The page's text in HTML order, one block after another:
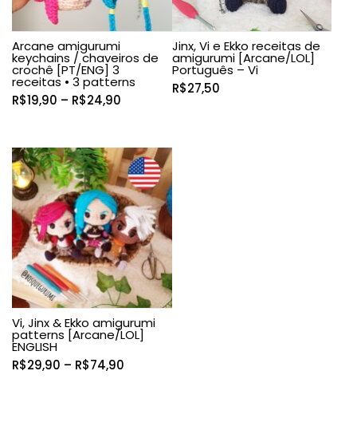
Arcane amigurumi
keychains / chaveiros de
crochê [PT/ENG] 3
receitas • 3 patterns
R$19,90 – R$24,90
R$19,90
através
R$24,90
Jinx, Vi e Ekko receitas de
amigurumi [Arcane/LOL]
Português – Vi
R$27,50
Vi, Jinx & Ekko amigurumi
patterns [Arcane/LOL]
ENGLISH
R$29,90 – R$74,90